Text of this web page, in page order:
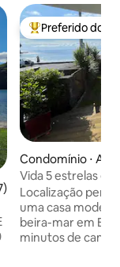
avaliação média de
Entre os
Preferido dos
Condomínio ⋅
Vida 5 estrelas
Localização
uma casa
beira-mar em Browns
minutos de